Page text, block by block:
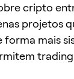
cripto
projetos
forma mais
trading